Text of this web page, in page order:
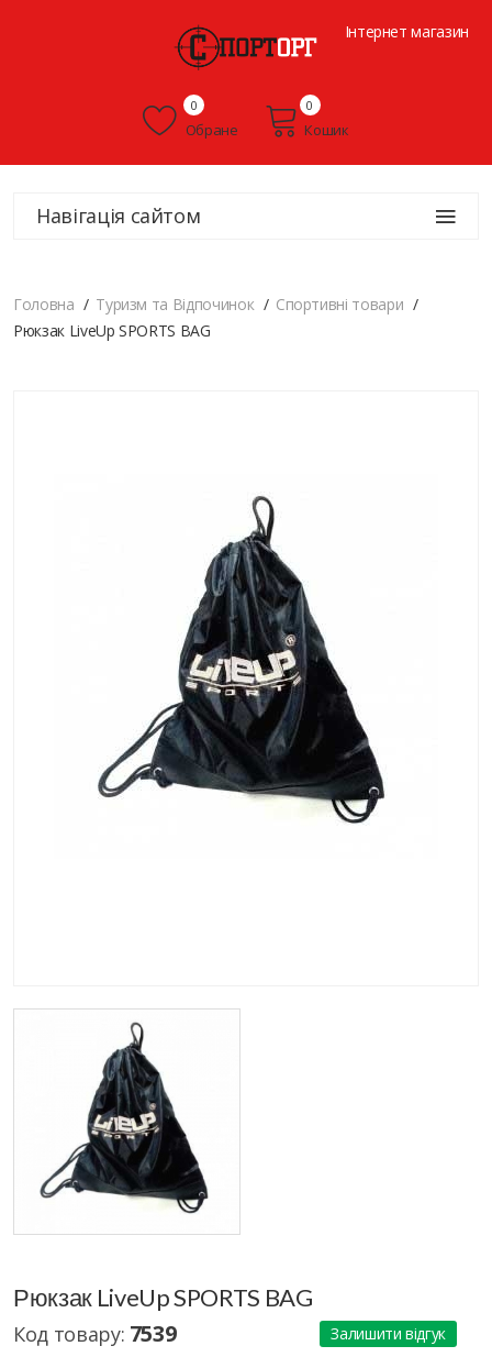
Інтернет магазин
Обране
0
Кошик
0
Навігація сайтом
Головна Туризм та Відпочинок
Спортивні товари
Рюкзак LiveUp SPORTS BAG
Рюкзак LiveUp SPORTS BAG
Код товару: 7539
Залишити відгук